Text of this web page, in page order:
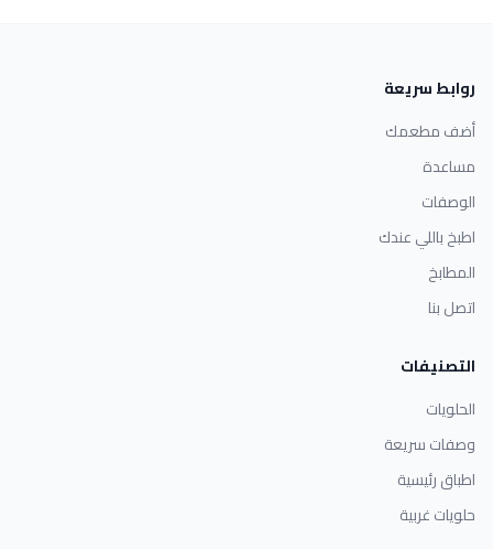
روابط سريعة
أضف مطعمك
مساعدة
الوصفات
اطبخ باللي عندك
المطابخ
اتصل بنا
التصنيفات
الحلويات
وصفات سريعة
اطباق رئيسية
حلويات غربية